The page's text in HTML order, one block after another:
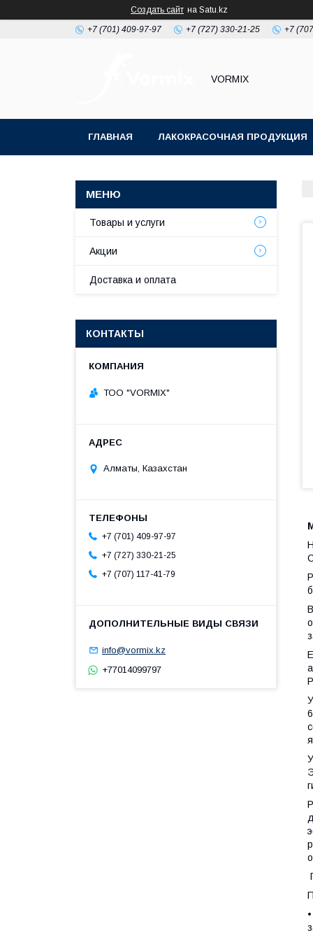
Создать сайт на Satu.kz
+7 (701) 409-97-97 +7 (727) 330-21-25 +7
VORMIX
ГЛАВНАЯ ЛАКОКРАСОЧНАЯ ПРОДУКЦИЯ
Товары и услуги
Акции
Доставка и оплата
КОНТАКТЫ
ТОО "VORMIX"
Алматы, Казахстан
+7 (701) 409-97-97
+7 (727) 330-21-25
+7 (707) 117-41-79
info@vormix.kz
+77014099797